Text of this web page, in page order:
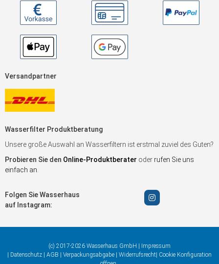
Versandpartner
Wasserfilter Produktberatung
Unsere große Auswahl an Wasserfiltern ist erstmal zuviel des Guten?
Probieren Sie den Online-Produktberater oder rufen Sie uns
einfach an
Folgen Sie Wasserhaus
auf Instagram:
(c) 2017-2026 Wasserhaus GmbH |
Impressum
Datenschutz AGB Verpackungsabgabe Widerrufsrecht Cookie Konfiguration